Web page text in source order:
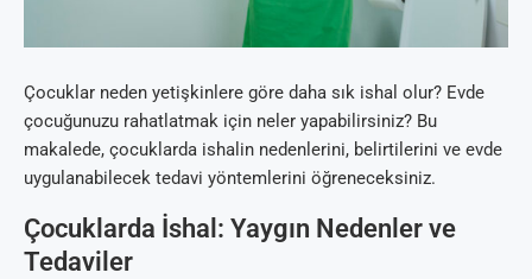
Çocuklar neden yetişkinlere göre daha sık ishal olur? Evde
çocuğunuzu rahatlatmak için neler yapabilirsiniz? Bu
makalede, çocuklarda ishalin nedenlerini, belirtilerini ve evde
uygulanabilecek tedavi yöntemlerini öğreneceksiniz.
Çocuklarda İshal: Yaygın Nedenler ve
Tedaviler